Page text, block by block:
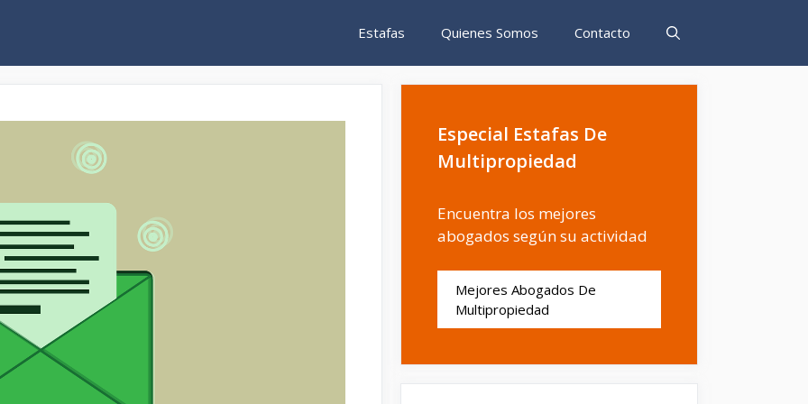
Estafas Quienes Somos Contacto
Especial Estafas De
Multipropiedad
Encuentra los mejores
abogados según su actividad
Mejores Abogados De
Multipropiedad